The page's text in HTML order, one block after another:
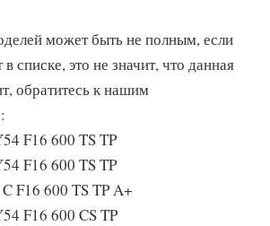
может быть не полным, если
списке, это не значит, что данная
обратитесь к нашим
F16 600 TS TP
F16 600 TS TP
F16 600 TS TP A+
F16 600 CS TP